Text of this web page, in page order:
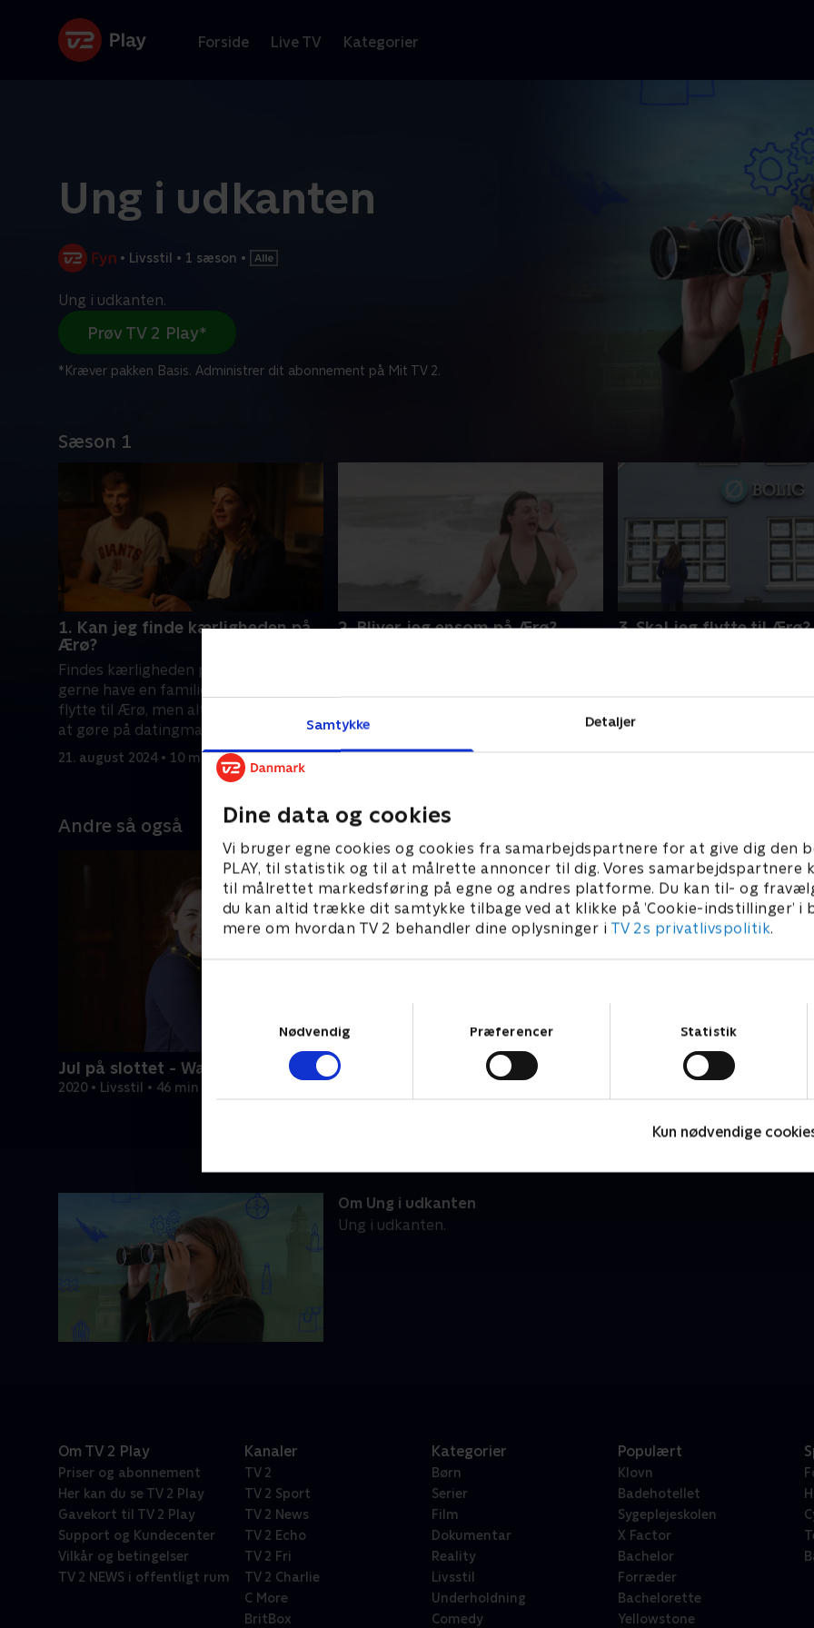
Samtykke Detaljer
Dine data og cookies
Vi bruger egne cookies og cookies fra samarbejdspartnere for at give dig den
PLAY, til statistik og til at målrette annoncer til dig. Vores samarbejdspartnere
til målrettet markedsføring på egne og andres platforme. Du kan til- og
du kan altid trække dit samtykke tilbage ved at klikke på ’Cookie-indstillinger’ i
mere om hvordan TV 2 behandler dine oplysninger i TV 2s privatlivspolitik.
Nødvendig
Præferencer Statistik
Kun nødvendige
Forside Live TV Kategorier
Ung i udkanten
• Livsstil • 1 sæson •
Ung i udkanten.
Prøv TV 2 Play*
*Kræver pakken Basis. Administrer dit abonnement på Mit TV 2.
Sæson 1
1. Kan jeg finde kærligheden på
Ærø?
Findes kærligheden på Ærø? Mette vil
gerne have en familie, hvis hun skal
flytte til Ærø, men alt det, hun plejer
at gøre på datingmarkedet, virker
ikke på øen
21. august 2024 • 10 min
2. Bliver jeg ensom på Ærø?
veninder, men det bliver en kold og
3. Skal jeg flytte til Ærø?
magten
Andre så også
Jul på slottet - Warwick
2020 • Livsstil • 46 min
Julelys for millioner
Om Ung i udkanten
Ung i udkanten.
Om TV 2 Play
Priser og abonnement
Her kan du se TV 2 Play
Gavekort til TV 2 Play
Support og Kundecenter
Vilkår og betingelser
TV 2 NEWS i offentligt rum
Kanaler
TV 2
TV 2 Sport
TV 2 News
TV 2 Echo
TV 2 Fri
TV 2 Charlie
C More
BritBox
Kategorier
Børn
Serier
Film
Dokumentar
Reality
Livsstil
Underholdning
Comedy
Populært
Klovn
Badehotellet
Sygeplejeskolen
X Factor
Bachelor
Forræder
Bachelorette
Yellowstone